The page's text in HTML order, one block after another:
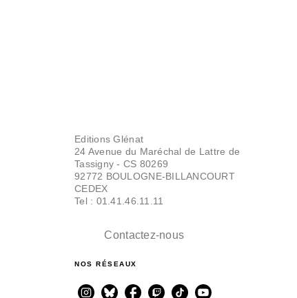
Editions Glénat
24 Avenue du Maréchal de Lattre de
Tassigny - CS 80269
92772 BOULOGNE-BILLANCOURT
CEDEX
Tel : 01.41.46.11.11
Contactez-nous
NOS RÉSEAUX